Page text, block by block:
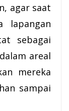
agar saat
lapangan
sebagai
areal
mereka
sampai